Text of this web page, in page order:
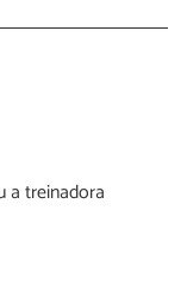
a treinadora